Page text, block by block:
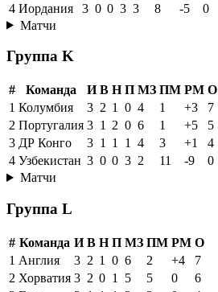
4 Иордания 3 0 0 3 3 8 -5
0
Матчи
Группа K
# Команда И В Н П МЗ ПМ РМ О
1 Колумбия 3 2 1 0 4 1 +3
7
2 Португалия 3 1 2 0 6 1 +5
5
3 ДР Конго 3 1 1 1 4 3 +1
4
4 Узбекистан 3 0 0 3 2 11 -9
0
Матчи
Группа L
# Команда И В Н П МЗ ПМ РМ О
1 Англия 3 2 1 0 6 2 +4
7
2 Хорватия 3 2 0 1 5 5 0
6